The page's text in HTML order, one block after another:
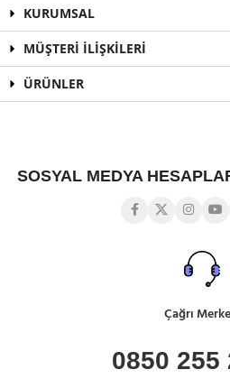
KURUMSAL
MÜŞTERİ İLİŞKİLERİ
ÜRÜNLER
SOSYAL MEDYA
Çağrı
0850 255